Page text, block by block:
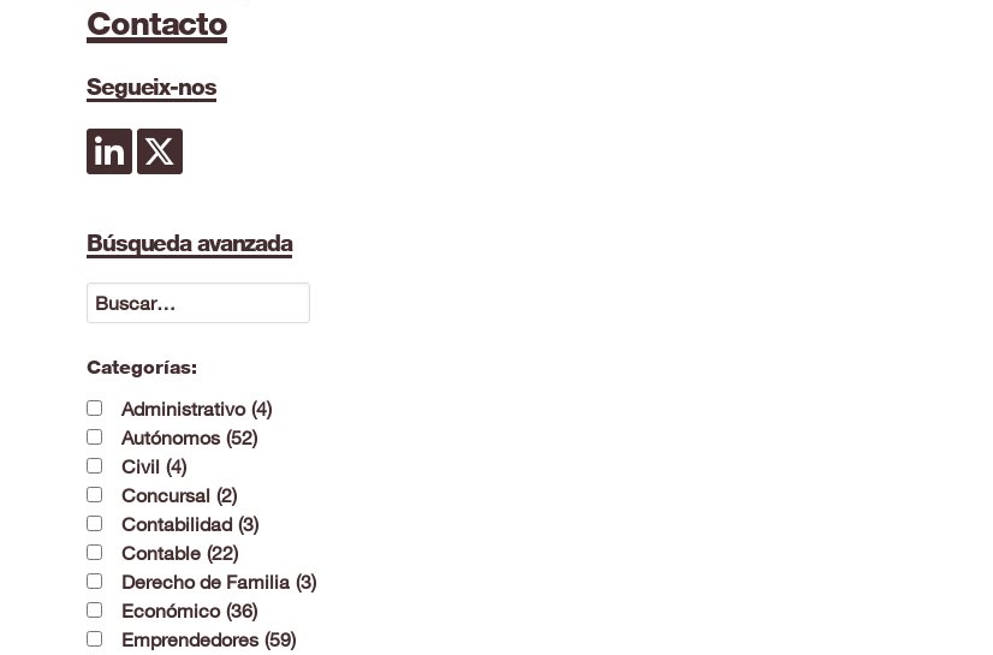
Contacto
Segueix-nos
Búsqueda avanzada
Categorías:
Administrativo (4)
Autónomos (52)
Civil (4)
Concursal (2)
Contabilidad (3)
Contable (22)
Derecho de Familia (3)
Económico (36)
Emprendedores (59)